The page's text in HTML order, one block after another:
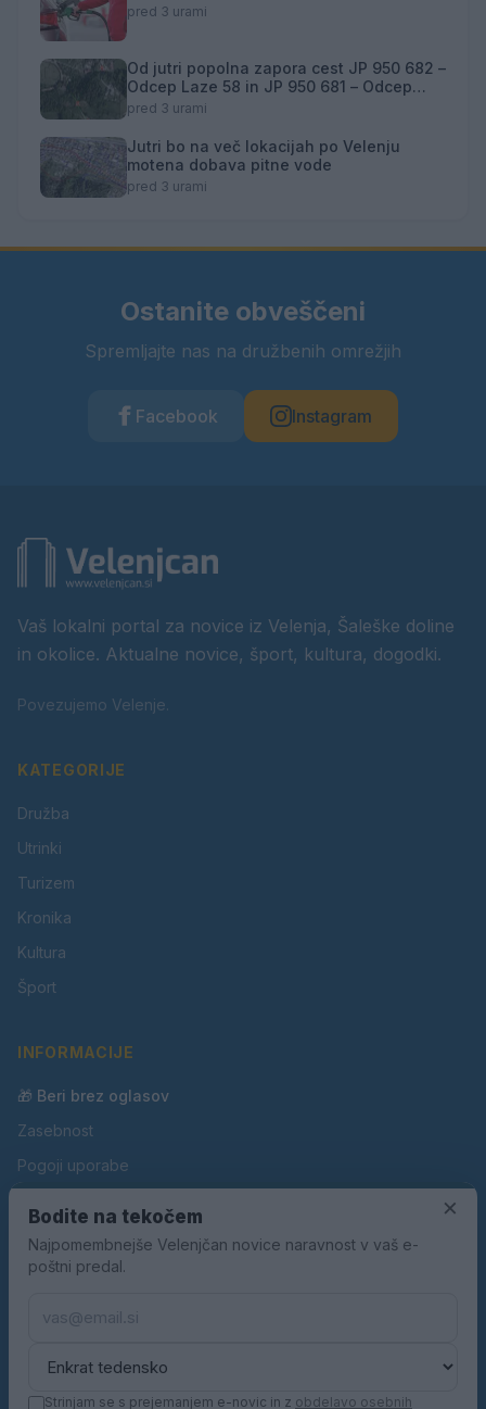
pred 3 urami
Od jutri popolna zapora cest JP 950 682 –
Odcep Laze 58 in JP 950 681 – Odcep
Podkoželj
pred 3 urami
Jutri bo na več lokacijah po Velenju
motena dobava pitne vode
pred 3 urami
Ostanite obveščeni
Spremljajte nas na družbenih omrežjih
Facebook Instagram
Vaš lokalni portal za novice iz Velenja, Šaleške doline
in okolice. Aktualne novice, šport, kultura, dogodki.
Povezujemo Velenje.
KATEGORIJE
Družba
Utrinki
Turizem
Kronika
Kultura
Šport
INFORMACIJE
🎁 Beri brez oglasov
Zasebnost
Pogoji uporabe
Oglaševanje
Kontakt
×
Bodite na tekočem
Najpomembnejše Velenjčan novice naravnost v vaš e-
poštni predal.
Strinjam se s prejemanjem e-novic in z obdelavo osebnih